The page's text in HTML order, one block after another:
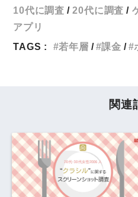
10代に調査
20代に調査
アプリ
TAGS :
若年層 課金
関連